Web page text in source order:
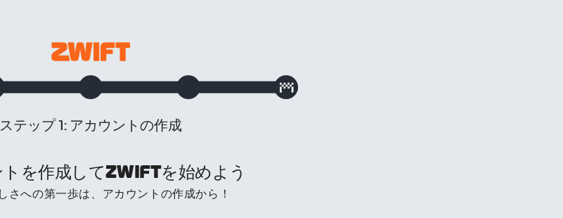
ステップ 1: アカウントの作成
を作成してZWIFTを始めよう
さへの第一歩は、アカウントの作成から！